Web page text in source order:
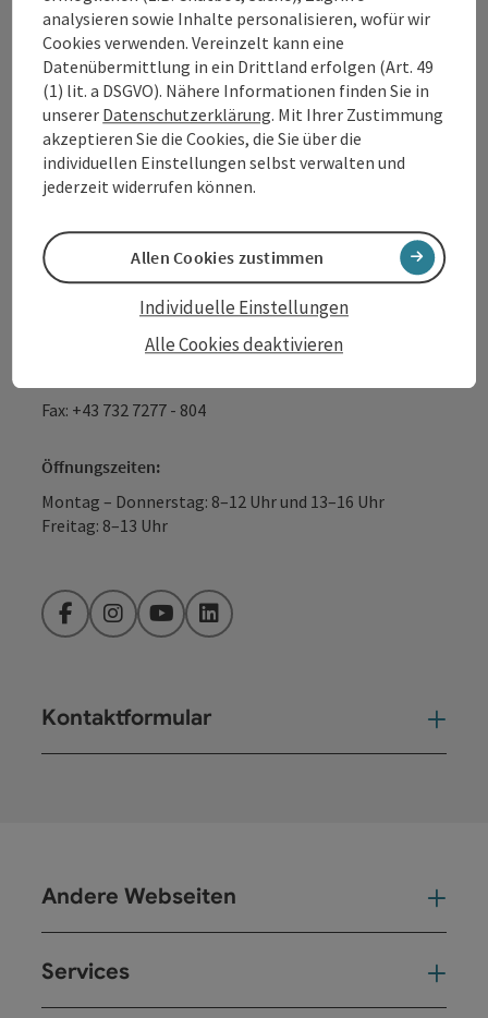
Tourismusverband Donauregion
Oberösterreich
WGD Donau Oberösterreich Tourismus
GmbH
Lindengasse 9
+43 732 7277 - 888
info@donauregion.at
Fax: +43 732 7277 - 804
Öffnungszeiten:
Montag – Donnerstag: 8–12 Uhr und 13–16 Uhr
Freitag: 8–13 Uhr
FacebookInstagramYouTubeLinkedIn
Kontaktformular
Andere Webseiten
Services
analysieren sowie Inhalte personalisieren, wofür wir
Cookies verwenden. Vereinzelt kann eine
Datenübermittlung in ein Drittland erfolgen (Art. 49
(1) lit. a DSGVO). Nähere Informationen finden Sie in
unserer Datenschutzerklärung. Mit Ihrer Zustimmung
akzeptieren Sie die Cookies, die Sie über die
individuellen Einstellungen selbst verwalten und
jederzeit widerrufen können.
Alle Cookies deaktivieren
Individuelle Einstellungen
Allen Cookies zustimmen